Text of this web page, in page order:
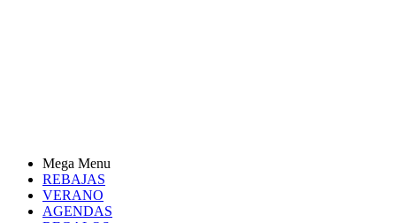
Mega Menu
REBAJAS
VERANO
AGENDAS